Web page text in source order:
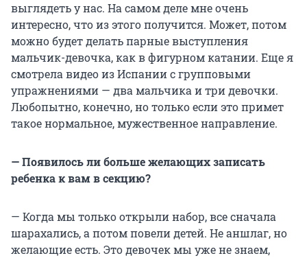
выглядеть у нас. На самом деле мне очень
интересно, что из этого получится. Может, потом
можно будет делать парные выступления
мальчик-девочка, как в фигурном катании. Еще я
смотрела видео из Испании с групповыми
упражнениями — два мальчика и три девочки.
Любопытно, конечно, но только если это примет
такое нормальное, мужественное направление.
— Появилось ли больше желающих записать
ребенка к вам в секцию?
— Когда мы только открыли набор, все сначала
шарахались, а потом повели детей. Не аншлаг, но
желающие есть. Это девочек мы уже не знаем,